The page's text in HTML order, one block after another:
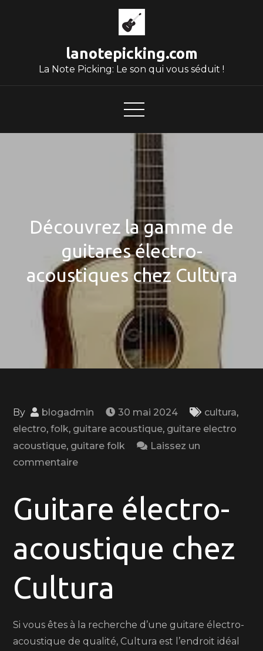
lanotepicking.com
La Note Picking: Le son qui vous séduit !
Découvrez la gamme de
guitares électro-
acoustiques chez Cultura
By blogadmin 30 mai 2024 cultura,
electro,folk, guitare acoustique, guitare electro
acoustique, guitare folk
Laissez un
commentaireon
gamme
guitares
électro-
chez
Guitare électro-
acoustique chez
Cultura
Si vous êtes à la recherche d’une guitare électro-
acoustique de qualité, Cultura est l’endroit idéal